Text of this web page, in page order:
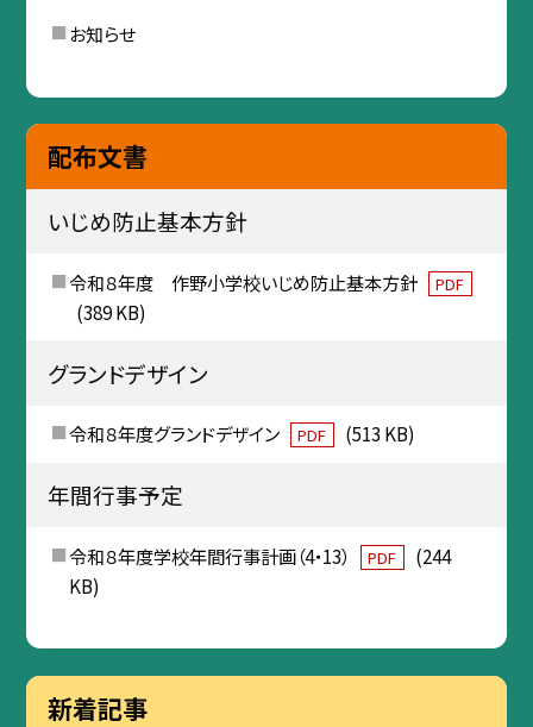
お知らせ
配布文書
いじめ防止基本方針
令和８年度 作野小学校いじめ防止基本方針 PDF
(389 KB)
グランドデザイン
令和８年度グランドデザイン PDF (513 KB)
年間行事予定
令和８年度学校年間行事計画（4・13） PDF
(244
KB)
新着記事